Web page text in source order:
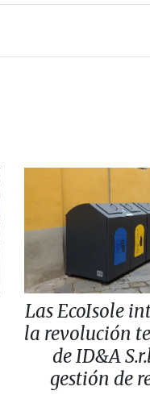
Las EcoIsole
la revolución
de ID&A
gestión de